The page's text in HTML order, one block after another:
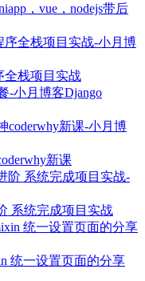
，vue，nodejs带后
全栈项目实战
Django
新课
系统完成项目实战
统一设置页面的分享